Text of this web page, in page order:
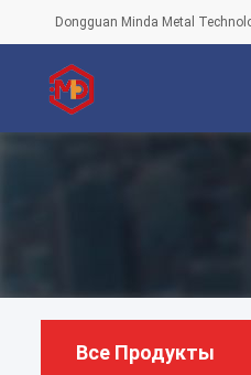
Dongguan Minda Metal
Все Продукты